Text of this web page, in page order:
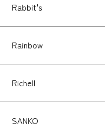
Rabbit's
Rainbow
Richell
SANKO